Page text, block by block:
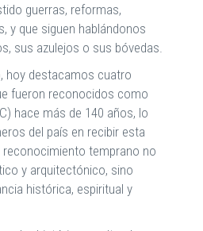
guerras, reformas,
y que siguen hablándonos
sus azulejos o sus bóvedas.
hoy destacamos cuatro
fueron reconocidos como
hace más de 140 años, lo
del país en recibir esta
temprano no
y arquitectónico, sino
histórica, espiritual y